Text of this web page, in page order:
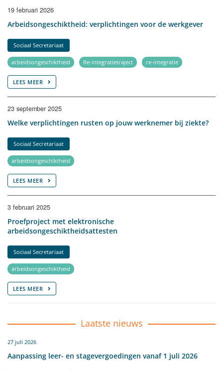
19 februari 2026
Arbeidsongeschiktheid: verplichtingen voor de werkgever
Sociaal Secretariaat
arbeidsongeschiktheid Re-integratietraject re-integratie
LEES MEER
23 september 2025
Welke verplichtingen rusten op jouw werknemer bij ziekte?
Sociaal Secretariaat
arbeidsongeschiktheid
LEES MEER
3 februari 2025
Proefproject met elektronische
arbeidsongeschiktheidsattesten
Sociaal Secretariaat
arbeidsongeschiktheid
LEES MEER
Laatste nieuws
27 juli 2026
Aanpassing leer- en stagevergoedingen vanaf 1 juli 2026